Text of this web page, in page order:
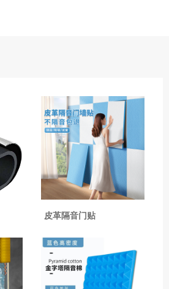
皮革隔音门贴